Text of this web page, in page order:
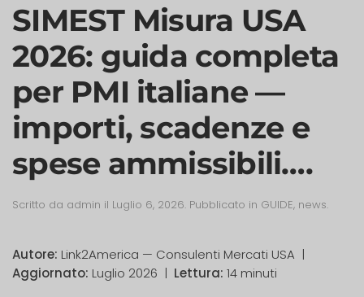
SIMEST Misura USA
2026: guida completa
per PMI italiane —
importi, scadenze e
spese ammissibili….
Scritto da admin il Luglio 6, 2026. Pubblicato in GUIDE, news.
Autore: Link2America — Consulenti Mercati USA |
Aggiornato: Luglio 2026 | Lettura: 14 minuti